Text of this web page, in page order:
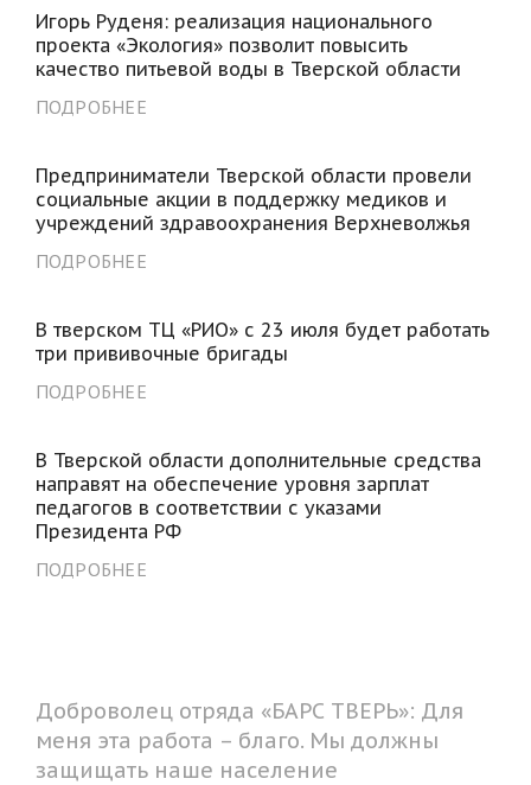
Игорь Руденя: реализация национального
проекта «Экология» позволит повысить
качество питьевой воды в Тверской области
ПОДРОБНЕЕ
Предприниматели Тверской области провели
социальные акции в поддержку медиков и
учреждений здравоохранения Верхневолжья
ПОДРОБНЕЕ
В тверском ТЦ «РИО» с 23 июля будет работать
три прививочные бригады
ПОДРОБНЕЕ
В Тверской области дополнительные средства
направят на обеспечение уровня зарплат
педагогов в соответствии с указами
Президента РФ
ПОДРОБНЕЕ
Доброволец отряда «БАРС ТВЕРЬ»: Для
меня эта работа – благо. Мы должны
защищать наше население